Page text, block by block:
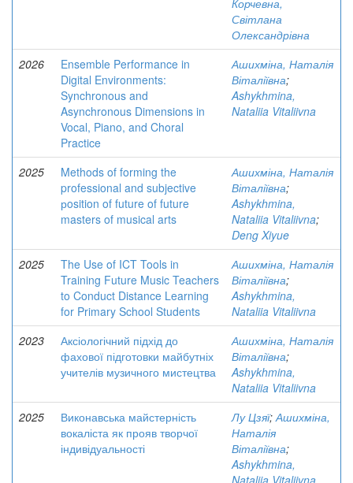
Корчевна,
Світлана
Олександрівна
2026
Ensemble Performance in
Digital Environments:
Synchronous and
Asynchronous Dimensions in
Vocal, Piano, and Choral
Practice
Ашихміна, Наталія
Віталіївна;
Ashykhmina,
Nataliia Vitaliivna
2025
Methods of forming the
professional and subjective
рosition of future of future
masters of musical arts
Ашихміна, Наталія
Віталіївна;
Ashykhmina,
Nataliia Vitaliivna;
Deng Xiyue
2025
The Use of ICT Tools in
Training Future Music Teachers
to Conduct Distance Learning
for Primary School Students
Ашихміна, Наталія
Віталіївна;
Ashykhmina,
Nataliia Vitaliivna
2023
Аксіологічний підхід до
фахової підготовки майбутніх
учителів музичного мистецтва
Ашихміна, Наталія
Віталіївна;
Ashykhmina,
Nataliia Vitaliivna
2025
Виконавська майстерність
вокаліста як прояв творчої
індивідуальності
Лу Цзяї;Ашихміна,
Наталія
Віталіївна;
Ashykhmina,
Nataliia Vitaliivna